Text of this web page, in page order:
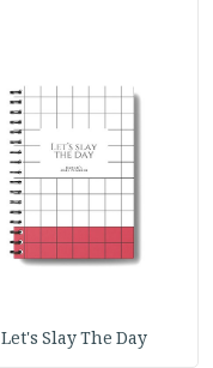
Let's Slay The Day